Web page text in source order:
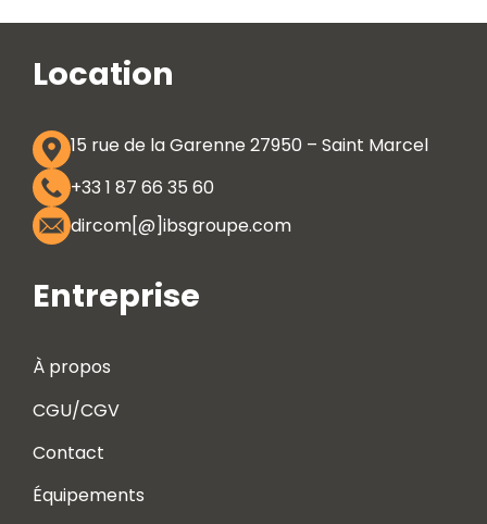
Location
15 rue de la Garenne 27950 – Saint Marcel
+33 1 87 66 35 60
dircom[@]ibsgroupe.com
Entreprise
À propos
CGU/CGV
Contact
Équipements